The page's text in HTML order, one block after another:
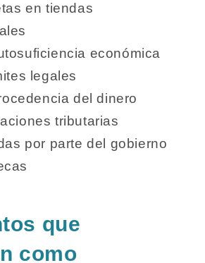
en tiendas
económica
legales
del dinero
tributarias
por parte del gobierno
que
como